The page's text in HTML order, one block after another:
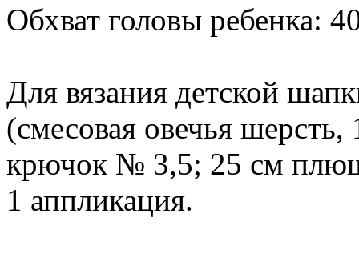
Обхват головы ребенка:
Для вязания детской
(смесовая овечья
крючок № 3,5; 25 см
1 аппликация.